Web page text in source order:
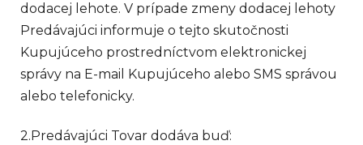
dodacej lehote. V prípade zmeny dodacej lehoty
Predávajúci informuje o tejto skutočnosti
Kupujúceho prostredníctvom elektronickej
správy na E-mail Kupujúceho alebo SMS správou
alebo telefonicky.
2.Predávajúci Tovar dodáva buď: